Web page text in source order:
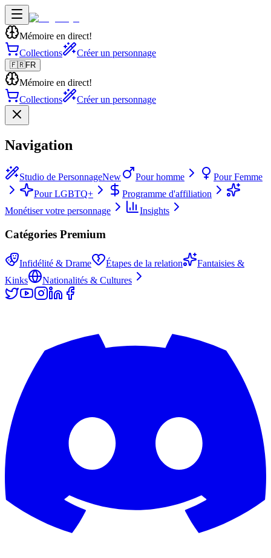
Mémoire en direct!
Collections
Créer un personnage
🇫🇷FR
Mémoire en direct!
Collections
Créer un personnage
Navigation
Studio de PersonnageNew Pour homme
Pour Femme
Pour LGBTQ+
Programme d'affiliation
Monétiser votre personnage
Insights
Catégories Premium
Infidélité & Drame Étapes de la relation
Fantaisies &
Kinks
Nationalités & Cultures